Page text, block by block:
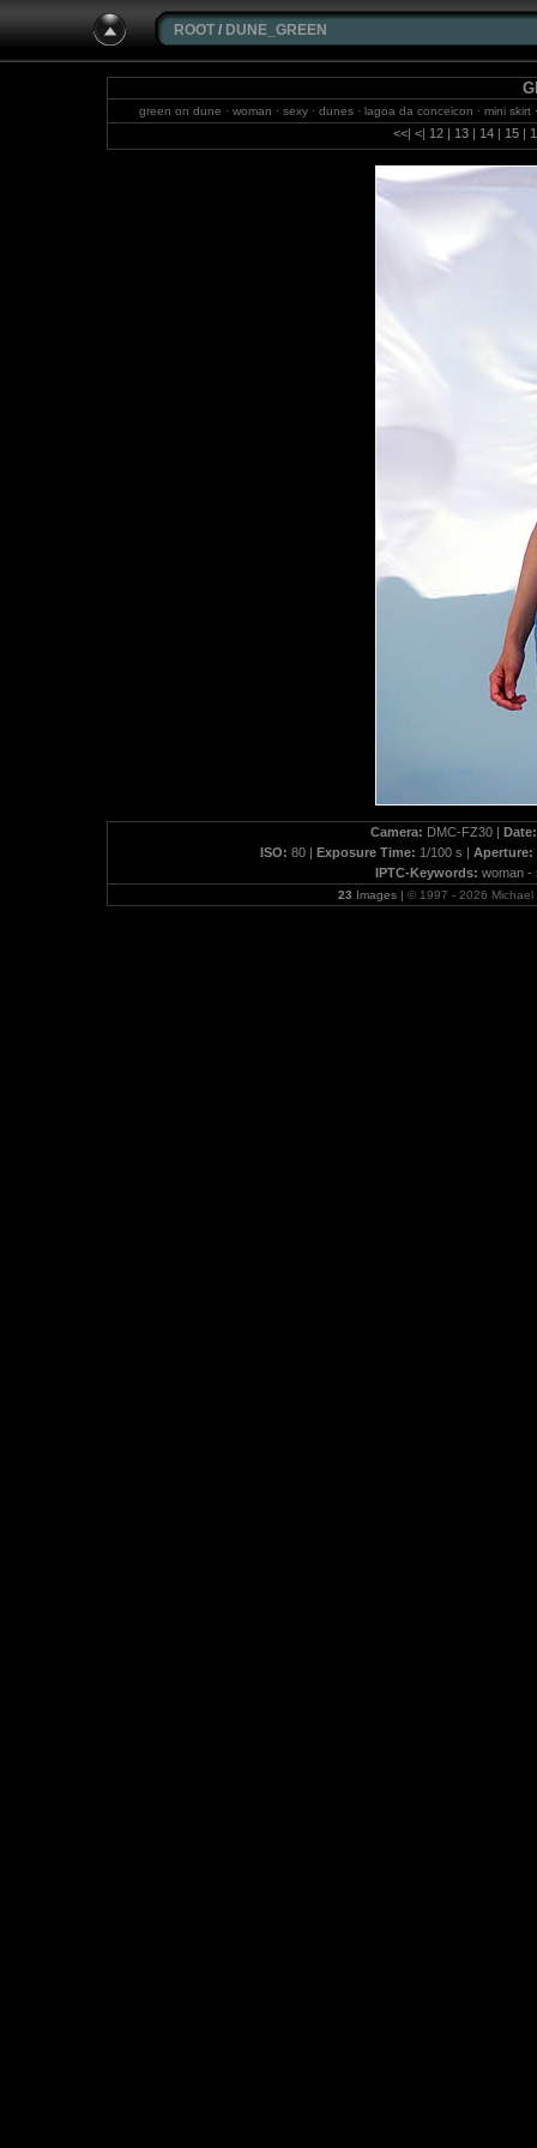
ROOT / DUNE_GREEN
green on dune · woman · sexy · dunes · lagoa da conceicon · mini skirt
wonderful · long legs · cool · blue sky · posing · michael
<<| <| 12| 13| 14| 15|
Camera: DMC-FZ30 | Date:
ISO: 80 | Exposure Time: 1/100 s | Aperture:
IPTC-Keywords: woman -
23 Images | © 1997 - 2026 Michael